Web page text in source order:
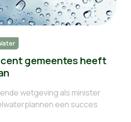
gemeentes heeft
wetgeving als minister
een succes